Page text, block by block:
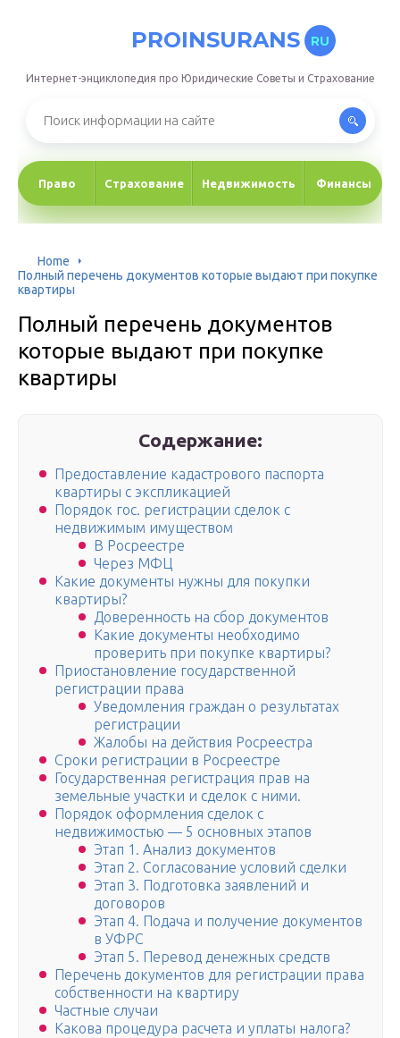
PROINSURANS RU
Интернет-энциклопедия про Юридические Советы и Страхование
Право Страхование Недвижимость Финансы
Home
Полный перечень документов которые выдают при покупке
квартиры
Полный перечень документов
которые выдают при покупке
квартиры
Содержание:
Предоставление кадастрового паспорта
квартиры с экспликацией
Порядок гос. регистрации сделок с
недвижимым имуществом
В Росреестре
Через МФЦ
Какие документы нужны для покупки
квартиры?
Доверенность на сбор документов
Какие документы необходимо
проверить при покупке квартиры?
Приостановление государственной
регистрации права
Уведомления граждан о результатах
регистрации
Жалобы на действия Росреестра
Сроки регистрации в Росреестре
Государственная регистрация прав на
земельные участки и сделок с ними.
Порядок оформления сделок с
недвижимостью — 5 основных этапов
Этап 1. Анализ документов
Этап 2. Согласование условий сделки
Этап 3. Подготовка заявлений и
договоров
Этап 4. Подача и получение документов
в УФРС
Этап 5. Перевод денежных средств
Перечень документов для регистрации права
собственности на квартиру
Частные случаи
Какова процедура расчета и уплаты налога?